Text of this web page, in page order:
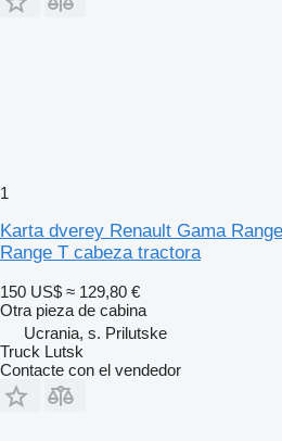
1
Karta dverey Renault Gama
Range T cabeza tractora
150 US$ ≈ 129,80 €
Otra pieza de cabina
Ucrania, s. Prilutske
Truck Lutsk
Contacte con el vendedor